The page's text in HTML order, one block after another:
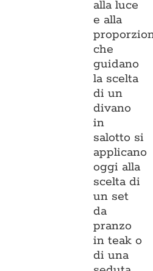
alla luce
e alla
che
guidano
la scelta
di un
divano
in
salotto si
applicano
oggi alla
scelta di
un set
da
pranzo
in teak o
di una